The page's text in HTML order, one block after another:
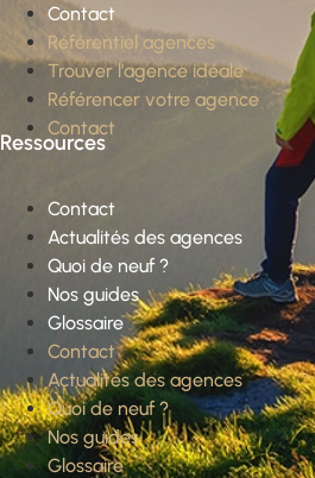
Contact
Référentiel agences
Trouver l’agence idéale
Référencer votre agence
Contact
Ressources
Contact
Actualités des agences
Quoi de neuf ?
Nos guides
Glossaire
Contact
Actualités des agences
Quoi de neuf ?
Nos guides
Glossaire